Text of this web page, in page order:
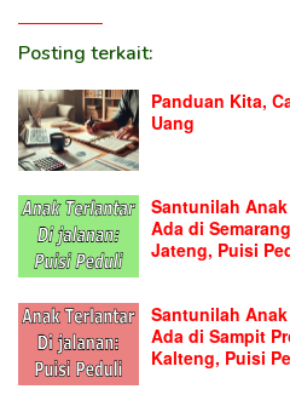
Posting terkait:
Panduan Kita,
Uang
Santunilah
Ada di
Jateng, Puisi
Santunilah
Ada di Sampit
Kalteng, Puisi